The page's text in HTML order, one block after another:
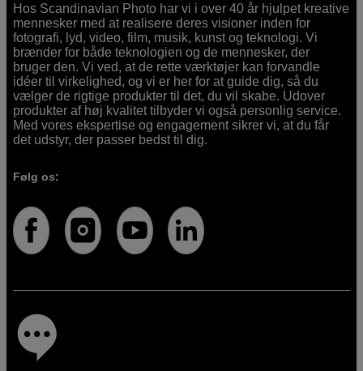
Hos Scandinavian Photo har vi i over 40 år hjulpet kreative
mennesker med at realisere deres visioner inden for
fotografi, lyd, video, film, musik, kunst og teknologi. Vi
brænder for både teknologien og de mennesker, der
bruger den. Vi ved, at de rette værktøjer kan forvandle
idéer til virkelighed, og vi er her for at guide dig, så du
vælger de rigtige produkter til det, du vil skabe. Udover
produkter af høj kvalitet tilbyder vi også personlig service.
Med vores ekspertise og engagement sikrer vi, at du får
det udstyr, der passer bedst til dig.
Følg os: